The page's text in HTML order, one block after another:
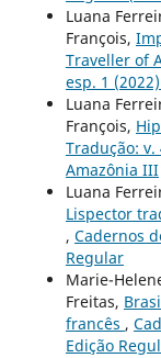
Luana
François,
Traveller of
esp. 1
Luana
François,
Tradução:
Amazônia III
Luana
Lispector
, Cadernos
Regular
Marie-
Freitas,
francês ,
Edição